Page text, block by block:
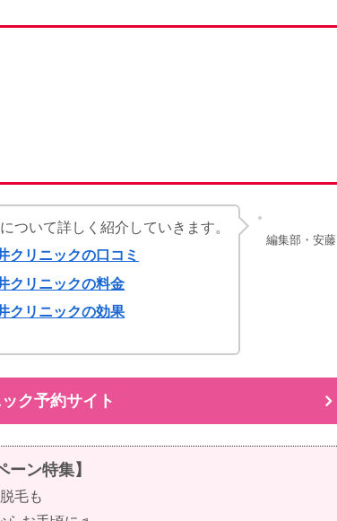
編集部・安藤
ついて詳しく紹介していきます。
クリニックの口コミ
クリニックの料金
クリニックの効果
ク予約サイト
ーン特集】
毛も